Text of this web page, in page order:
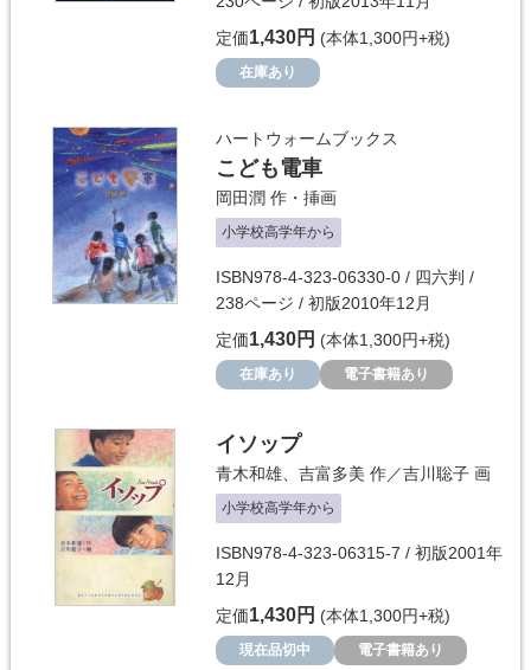
定価1,430円 (本体1,300円+税)
在庫あり
ハートウォームブックス
こども電車
岡田潤 作・挿画
小学校高学年から
ISBN978-4-323-06330-0 / 四六判 /
238ページ / 初版2010年12月
定価1,430円 (本体1,300円+税)
在庫あり 電子書籍あり
イソップ
青木和雄 吉富多美 作／吉川聡子 画
小学校高学年から
ISBN978-4-323-06315-7 / 初版2001年
12月
定価1,430円 (本体1,300円+税)
現在品切中 電子書籍あり